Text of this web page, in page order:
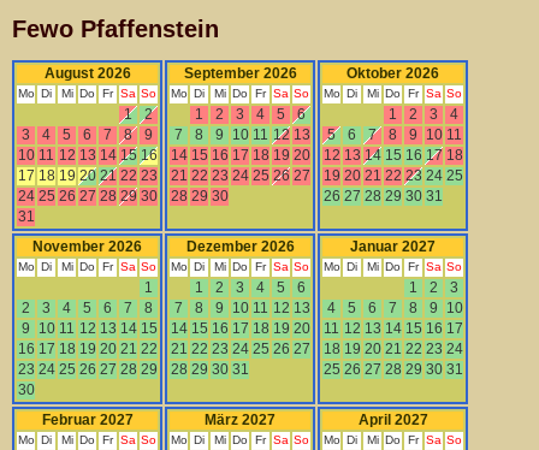
Fewo Pfaffenstein
August 2026
Mo Di Mi Do Fr Sa So
1
2
3
4 5 6 7 8
9
10 11 12 13 14 15 16
17 18 19 20 21 22 23
24 25 26 27 28 29 30
31
September 2026
Mo Di Mi Do Fr Sa So
1 2 3 4 5
6
7
8 9 10 11 12 13
14 15 16 17 18 19 20
21 22 23 24 25 26 27
28 29 30
Oktober 2026
Mo Di Mi Do Fr Sa So
1 2 3
4
5
6 7 8 9 10 11
12 13 14 15 16 17 18
19 20 21 22 23 24 25
26 27 28 29 30 31
November 2026
Mo Di Mi Do Fr Sa So
1
2
3 4 5 6 7
8
9
10 11 12 13 14 15
16 17 18 19 20 21 22
23 24 25 26 27 28 29
30
Dezember 2026
Mo Di Mi Do Fr Sa So
1 2 3 4 5
6
7
8 9 10 11 12 13
14 15 16 17 18 19 20
21 22 23 24 25 26 27
28 29 30 31
Januar 2027
Mo Di Mi Do Fr Sa So
1 2
3
4
5 6 7 8 9
10
11 12 13 14 15 16 17
18 19 20 21 22 23 24
25 26 27 28 29 30 31
Februar 2027
Mo Di Mi Do Fr Sa So
März 2027
Mo Di Mi Do Fr Sa So
April 2027
Mo Di Mi Do Fr Sa So